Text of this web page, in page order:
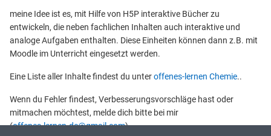
meine Idee ist es, mit Hilfe von H5P interaktive Bücher zu
entwickeln, die neben fachlichen Inhalten auch interaktive und
analoge Aufgaben enthalten. Diese Einheiten können dann z.B. mit
Moodle im Unterricht eingesetzt werden.
Eine Liste aller Inhalte findest du unteroffenes-lernen Chemie..
Wenn du Fehler findest, Verbesserungsvorschläge hast oder
mitmachen möchtest, melde dich bitte bei mir
(offenes.lernen.de@gmail.com).